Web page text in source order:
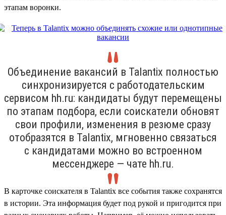
этапам воронки.
Объединение вакансий в Talantix полностью
синхронизируется с работодательским
сервисом hh.ru: кандидаты будут перемещены
по этапам подбора, если соискатели обновят
свои профили, изменения в резюме сразу
отобразятся в Talantix, мгновенно связаться
с кандидатами можно во встроенном
мессенджере — чате hh.ru.
В карточке соискателя в Talantix все события также сохранятся
в истории. Эта информация будет под рукой и пригодится при